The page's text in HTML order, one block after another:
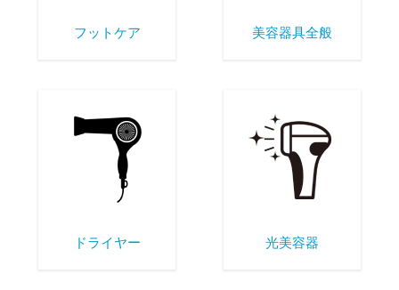
フットケア 美容器具全般
ドライヤー 光美容器